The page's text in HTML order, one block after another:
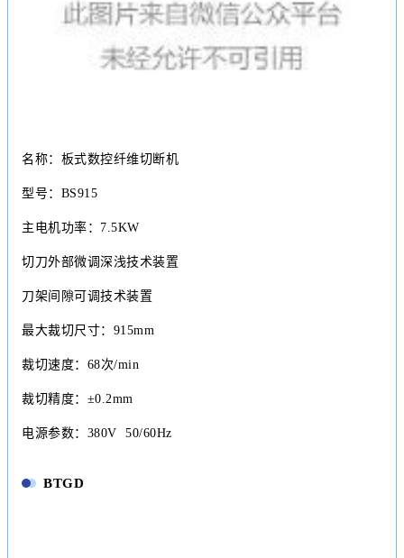
名称：板式数控纤维切断机
型号：BS915
主电机功率：7.5KW
切刀外部微调深浅技术装置
刀架间隙可调技术装置
最大裁切尺寸：915mm
裁切速度：68次/min
裁切精度：±0.2mm
电源参数：380V 50/60Hz
BTGD